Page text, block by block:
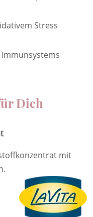
Stress
Dich
mit